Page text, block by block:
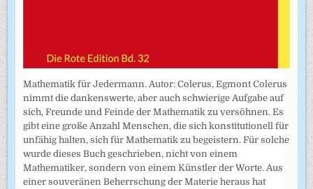
Mathematik für Jedermann. Autor: Colerus, Egmont Colerus
nimmt die dankenswerte, aber auch schwierige Aufgabe auf
sich, Freunde und Feinde der Mathematik zu versöhnen. Es
gibt eine große Anzahl Menschen, die sich konstitutionell für
unfähig halten, sich für Mathematik zu begeistern. Für solche
wurde dieses Buch geschrieben, nicht von einem
Mathematiker, sondern von einem Künstler der Worte. Aus
einer souveränen Beherrschung der Materie heraus hat